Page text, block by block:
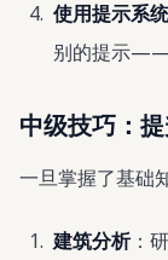
使用提示系统
别的提示——
中级技巧：
一旦掌握了基础
建筑分析：